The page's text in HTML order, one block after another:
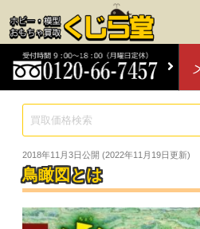
2018年11月3日公開 (2022年11月19日 更新)
鳥瞰図とは